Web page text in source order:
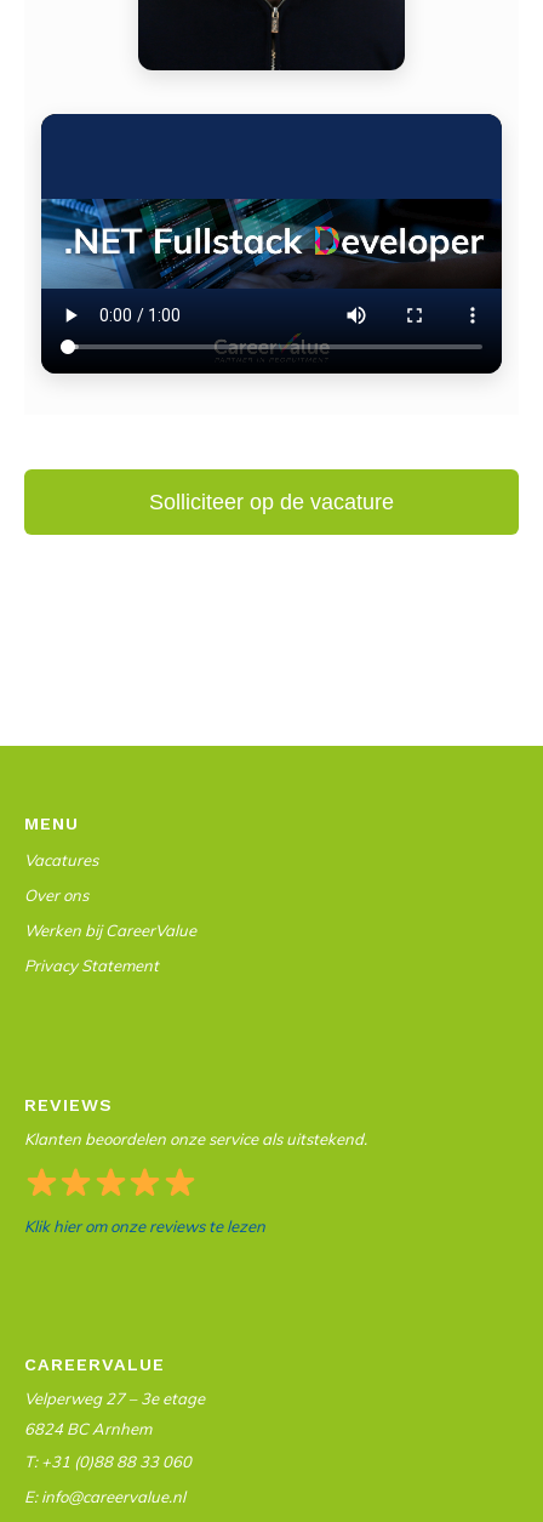
MENU
Vacatures
Over ons
Werken bij CareerValue
Privacy Statement
REVIEWS
Klanten beoordelen onze service als uitstekend.
Klik hier om onze reviews te lezen
CAREERVALUE
Velperweg 27 – 3e etage
6824 BC Arnhem
T: +31 (0)88 88 33 060
E: info@careervalue.nl